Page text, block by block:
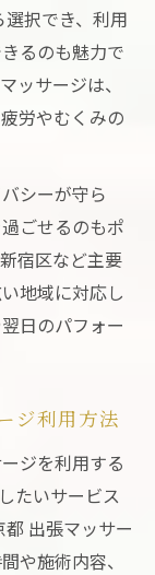
択でき、利用
るのも魅力で
ッサージは、
労やむくみの
シーが守ら
ごせるのもポ
宿区など主要
地域に対応し
日のパフォー
ジ利用方法
ジを利用する
たいサービス
都 出張マッサー
や施術内容、